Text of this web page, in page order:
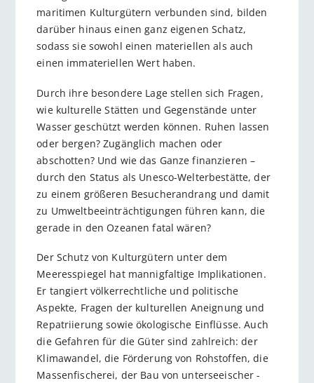
maritimen Kulturgütern verbunden sind, bilden
darüber hinaus einen ganz eigenen Schatz,
sodass sie sowohl einen materiellen als auch
einen immateriellen Wert haben.
Durch ihre besondere Lage stellen sich Fragen,
wie kulturelle Stätten und Gegenstände unter
Wasser geschützt werden können. Ruhen lassen
oder bergen? Zugänglich machen oder
abschotten? Und wie das Ganze finanzieren –
durch den Status als Unesco-Welterbestätte, der
zu einem größeren Besucherandrang und damit
zu Umweltbeeinträchtigungen führen kann, die
gerade in den Ozeanen fatal wären?
Der Schutz von Kulturgütern unter dem
Meeresspiegel hat mannigfaltige Implikationen.
Er tangiert völkerrechtliche und politische
Aspekte, Fragen der kulturellen Aneignung und
Repatriierung sowie ökologische Einflüsse. Auch
die Gefahren für die Güter sind zahlreich: der
Klimawandel, die Förderung von Rohstoffen, die
Massenfischerei, der Bau von unterseeischer ­